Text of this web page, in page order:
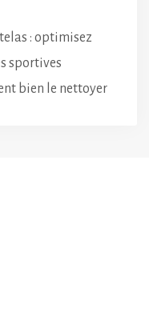
: optimisez
sportives
bien le nettoyer